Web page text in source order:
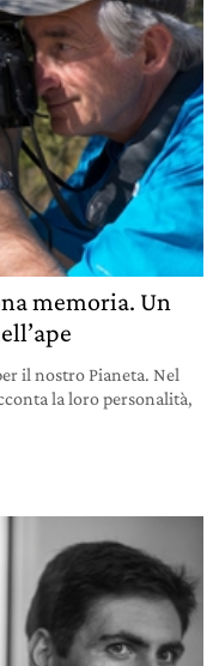
memoria. Un
il nostro Pianeta. Nel
la loro personalità,